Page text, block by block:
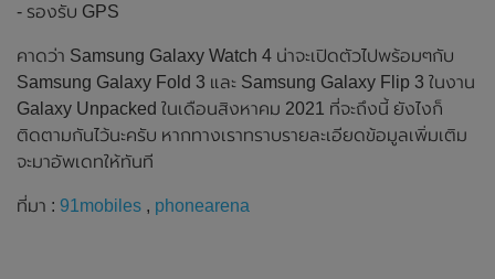
- รองรับ GPS
คาดว่า Samsung Galaxy Watch 4 น่าจะเปิดตัวไปพร้อมๆกับ
Samsung Galaxy Fold 3 และ Samsung Galaxy Flip 3 ในงาน
Galaxy Unpacked ในเดือนสิงหาคม 2021 ที่จะถึงนี้ ยังไงก็
ติดตามกันไว้นะครับ หากทางเราทราบรายละเอียดข้อมูลเพิ่มเติม
จะมาอัพเดทให้ทันที
ที่มา : 91mobiles , phonearena